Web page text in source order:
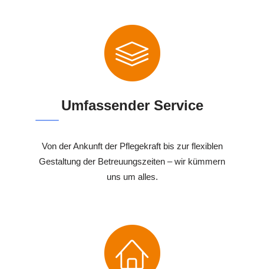
Umfassender Service
Von der Ankunft der Pflegekraft bis zur flexiblen
Gestaltung der Betreuungszeiten – wir kümmern
uns um alles.